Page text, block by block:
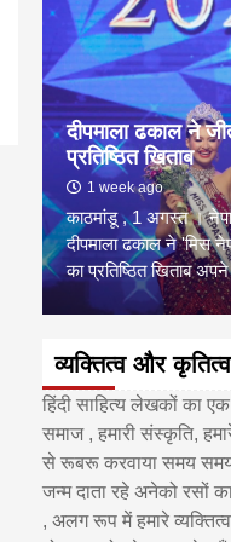
दीपमाला ढकाल ने
प्रतिष्ठित खिताब
1 week ago
काठमांडू , 1 अगस्त ।
दीपमाला ढकाल ने 'मिस
का प्रतिष्ठित खिताब
व्यक्तित्व और कृतित्व
हिंदी साहित्य लेखकों का
समाज , हमारी संस्कृति,
से रूबरू करवाया समय
जन्म दाता रहे अनेको रसों
, अलग रूप में हमारे